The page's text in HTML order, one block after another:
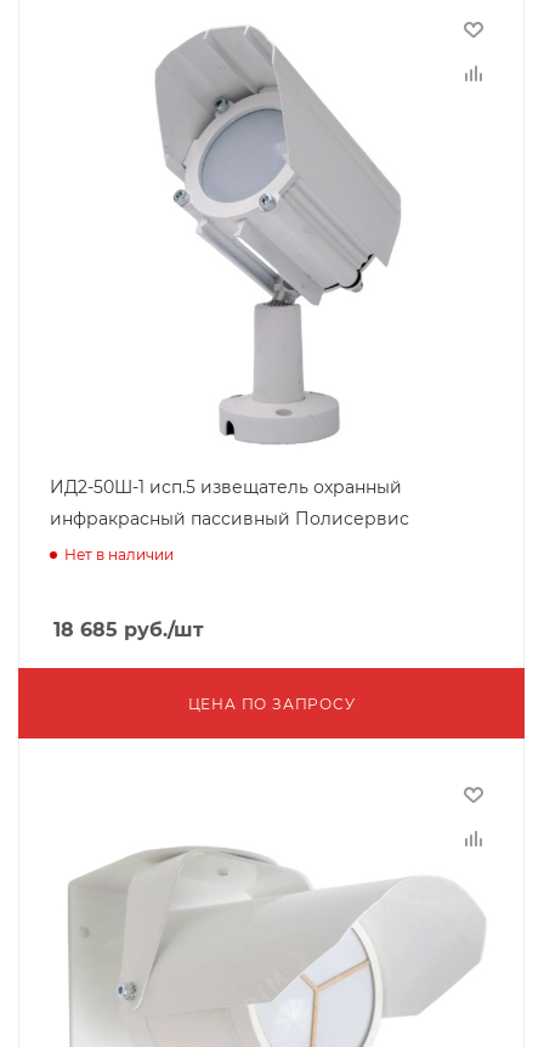
ИД2-50Ш-1 исп.5 извещатель охранный
инфракрасный пассивный Полисервис
Нет в наличии
18 685 руб./шт
ЦЕНА ПО ЗАПРОСУ